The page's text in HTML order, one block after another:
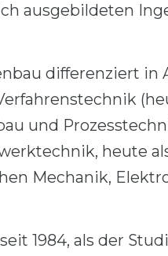
ausgebildeten
differenziert in
und
heute
Mechanik,
1984, als der